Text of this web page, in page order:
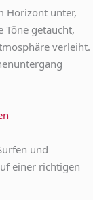
und
einer richtigen